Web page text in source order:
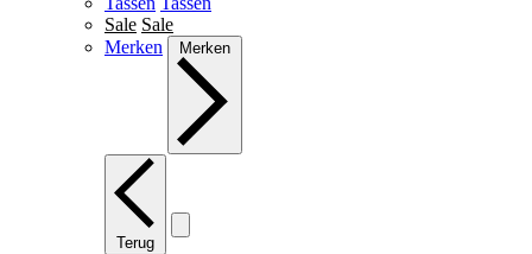
Sale Sale
Merken
Merken
Terug